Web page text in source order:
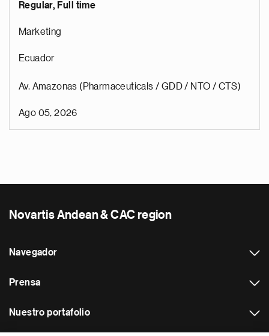
Regular, Full time
Marketing
Ecuador
Av. Amazonas (Pharmaceuticals / GDD / NTO / CTS)
Ago 05, 2026
Novartis Andean & CAC region
Navegador
Prensa
Nuestro portafolio